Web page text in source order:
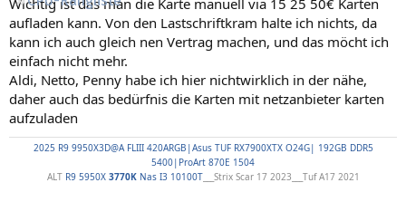
aufladen kann. Von den Lastschriftkram halte ich nichts, da
kann ich auch gleich nen Vertrag machen, und das möcht ich
einfach nicht mehr.
Aldi, Netto, Penny habe ich hier nichtwirklich in der nähe,
daher auch das bedürfnis die Karten mit netzanbieter karten
aufzuladen
2025 R9 9950X3D@A FLIII 420ARGB|Asus TUF RX7900XTX O24G| 192GB DDR5
5400|ProArt 870E 1504
ALTR9 5950X 3770K Nas I3 10100T___Strix Scar 17 2023___Tuf A17 2021